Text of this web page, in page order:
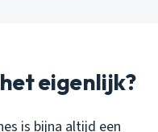
eigenlijk?
is bijna altijd een